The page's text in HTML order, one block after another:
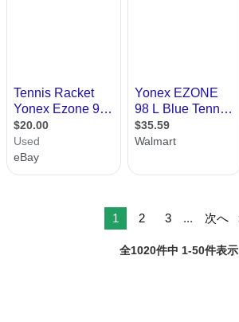
1 2 3 ... 次へ
全1020件中 1-50件表示